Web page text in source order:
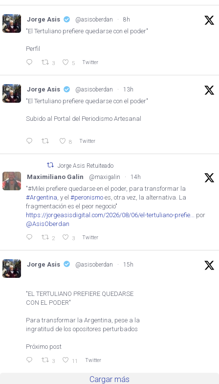
Jorge Asis @asisoberdan · 8h
"El Tertuliano prefiere quedarse con el poder"
Perfil
3 5 Twitter
Jorge Asis @asisoberdan · 13h
"El Tertuliano prefiere quedarse con el poder"
Subido al Portal del Periodismo Artesanal
8 Twitter
Jorge Asis Retuiteado
Maximiliano Galin @maxigalin · 14h
"#Milei prefiere quedarse en el poder, para transformar la
#Argentina , y el #peronismo es, otra vez, la alternativa. La
fragmentación es el peor negocio"
https://jorgeasisdigital.com/2026/08/06/el-tertuliano-prefie...
por
@AsisOberdan
2 3 Twitter
Jorge Asis @asisoberdan · 15h
"EL TERTULIANO PREFIERE QUEDARSE
CON EL PODER"
Para transformar la Argentina, pese a la
ingratitud de los opositores perturbados
Próximo post
3 11 Twitter
Cargar más